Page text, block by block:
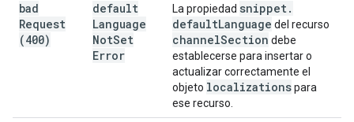
bad
Request
(400)
default
Language
NotSet
Error
La propiedad snippet.
defaultLanguage del recurso
channelSection debe
establecerse para insertar o
actualizar correctamente el
objeto localizationspara
ese recurso.